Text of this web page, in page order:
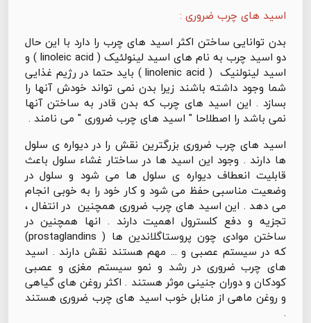
اسید های چرب ضروری :
بدن توانایی ساختن اکثر اسید های چرب را دارد با این حال
دو اسید چرب به نام های اسید لینولئیک ( linoleic acid ) و
اسید لینولنیک ( linolenic acid ) باید حتما در رژیم غذایی
شما وجود داشته باشند زیرا بدن نمی تواند خودش آنها را
بسازد . این اسید های چرب که بدن قادر به ساختن آنها
نمی باشد را اصطلاحا " اسید های چرب ضروری " می نامند .
اسید های چرب ضروری بزرگترین نقش را در دیواره ی سلول
ها دارند . وجود این اسید ها در ساختار غشاء سلول باعث
قابلیت انعطاف دیواره ی سلول ها می شود و سلول در
وضعیت مناسبی حفظ می شود و کار خود را به خوبی انجام
می دهد . این اسید های چرب ضروری همچنین در انتفال ،
تجزیه و دفع کلسترول اهمیت دارند . انها همچنین در
ساختن موادی چون پروستاگلاندین ها ( prostaglandins)
که در سیستم عصبی و ... مهم هستند نقش دارند . اسید
های چرب ضروری در رشد و نمو سیستم مغزی و عصبی
کودکان و دوران جنینی موثر هستند . اکثر روغن های گیاهی
و روغن ماهی از منابل خوب اسید های چرب ضروری هستند
.